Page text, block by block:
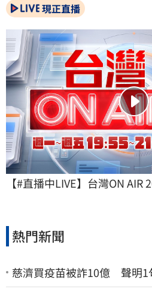
現正直播
【#直播中LIVE】台灣ON AIR
熱門新聞
慈濟買疫苗被詐10億 聲明1